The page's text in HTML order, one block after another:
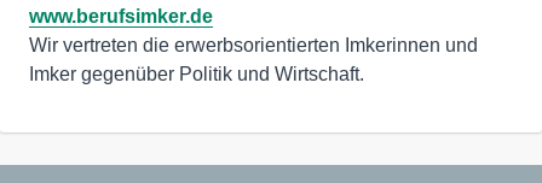
www.berufsimker.de
Wir vertreten die erwerbsorientierten Imkerinnen und
Imker gegenüber Politik und Wirtschaft.